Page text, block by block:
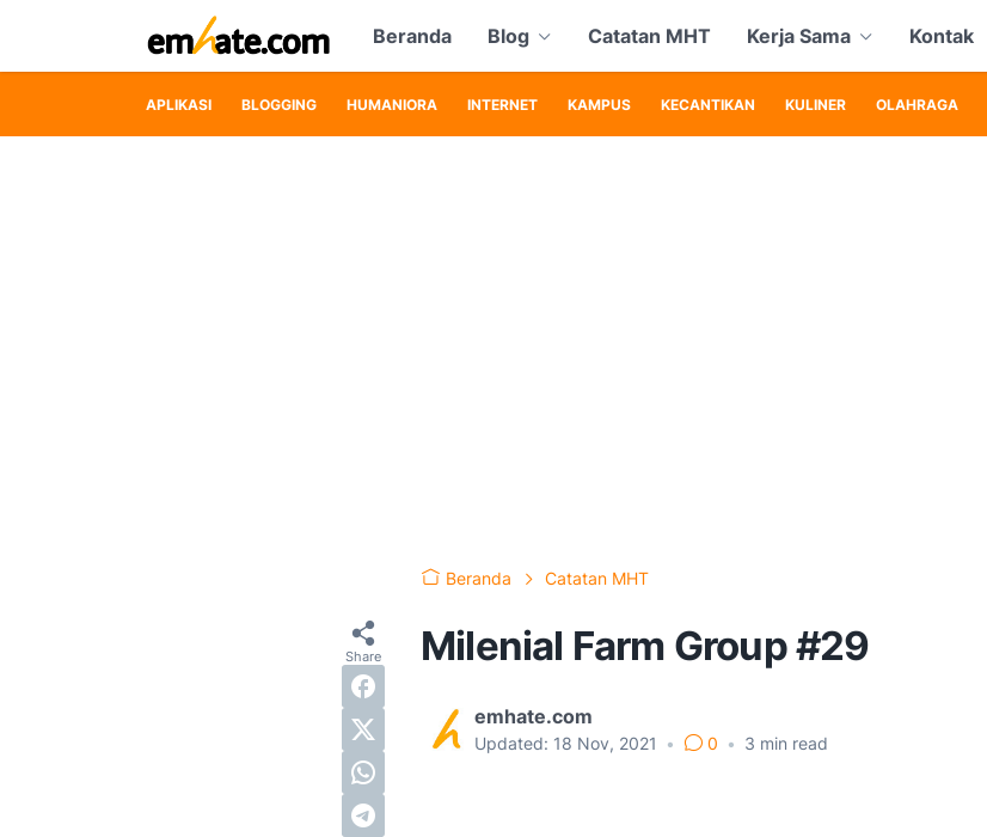
Beranda Blog Catatan MHT Kerja Sama Kontak
APLIKASI BLOGGING HUMANIORA INTERNET KAMPUS KECANTIKAN KULINER OLAHRAGA
Beranda Catatan MHT
Milenial Farm Group #29
emhate.com
Updated: 18 Nov, 2021 • 0 • 3 min read